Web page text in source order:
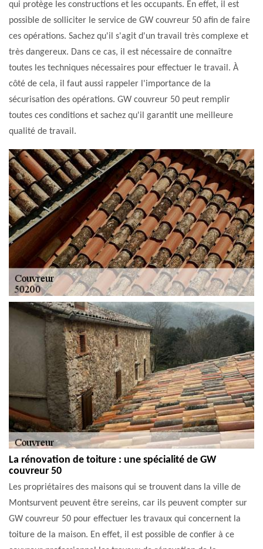
qui protège les constructions et les occupants. En effet, il est
possible de solliciter le service de GW couvreur 50 afin de faire
ces opérations. Sachez qu'il s'agit d'un travail très complexe et
très dangereux. Dans ce cas, il est nécessaire de connaître
toutes les techniques nécessaires pour effectuer le travail. À
côté de cela, il faut aussi rappeler l'importance de la
sécurisation des opérations. GW couvreur 50 peut remplir
toutes ces conditions et sachez qu'il garantit une meilleure
qualité de travail.
La rénovation de toiture : une spécialité de GW
couvreur 50
Les propriétaires des maisons qui se trouvent dans la ville de
Montsurvent peuvent être sereins, car ils peuvent compter sur
GW couvreur 50 pour effectuer les travaux qui concernent la
toiture de la maison. En effet, il est possible de confier à ce